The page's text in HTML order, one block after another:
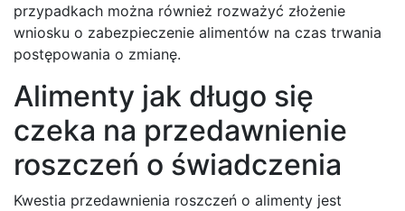
przypadkach można również rozważyć złożenie
wniosku o zabezpieczenie alimentów na czas trwania
postępowania o zmianę.
Alimenty jak długo się
czeka na przedawnienie
roszczeń o świadczenia
Kwestia przedawnienia roszczeń o alimenty jest